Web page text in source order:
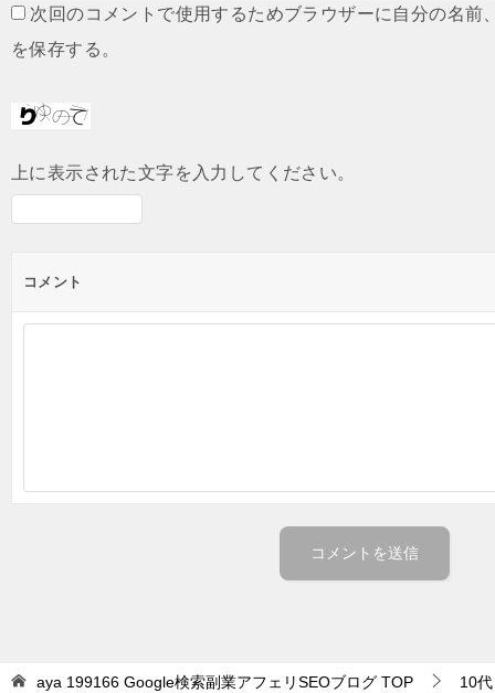
次回のコメントで使用するためブラウザーに自分の名前
を保存する。
上に表示された文字を入力してください。
コメント
aya 199166 Google検索副業アフェリSEOブログ TOP 10代